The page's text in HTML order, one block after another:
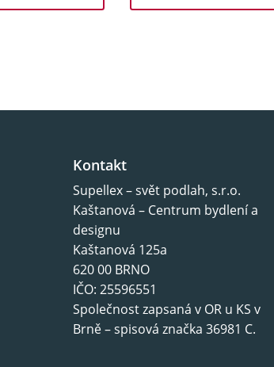
Kontakt
Supellex – svět podlah, s.r.o.
Kaštanová – Centrum bydlení a
designu
Kaštanová 125a
620 00 BRNO
IČO: 25596551
Společnost zapsaná v OR u KS v
Brně – spisová značka 36981 C.